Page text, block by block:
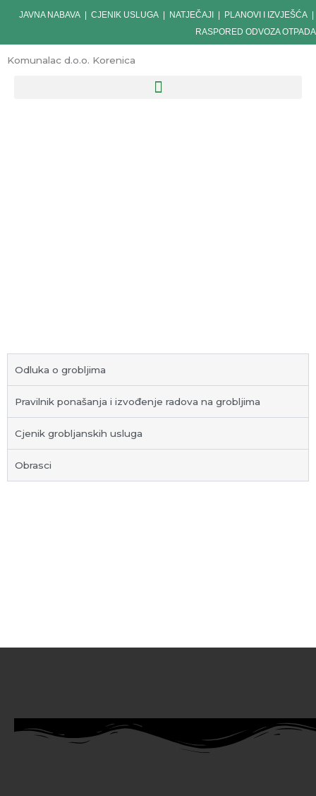
JAVNA NABAVA CJENIK USLUGA NATJEČAJI PLANOVI I IZVJEŠĆA
RASPORED ODVOZA OTPADA
Komunalac d.o.o. Korenica
Odluka o grobljima
Pravilnik ponašanja i izvođenje radova na grobljima
Cjenik grobljanskih usluga
Obrasci